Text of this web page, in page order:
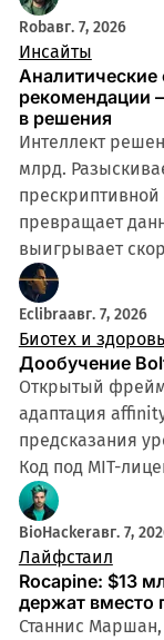
Robавг. 7, 2026
Инсайты
рекомендации
в решения
Интеллект
млрд.
превращает
выигрывает
Eclibraавг. 7, 2026
Биотех и
Дообучение
Открытый
адаптация
предсказания
Код под MIT-
BioHackerавг. 7,
Лайфстаил
Rocapine: $13
держат вместо
Станнис